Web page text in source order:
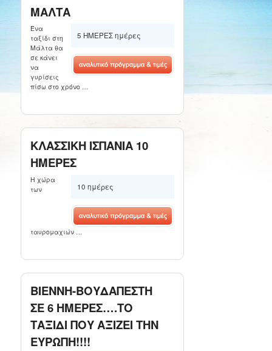
ΜΑΛΤΑ
5 ΗΜΕΡΕΣ ημέρες
Ένα
ταξίδι στη
Μάλτα θα
σε κάνει
να
γυρίσεις
πίσω στο χρόνο …
ΚΛΑΣΣΙΚΗ ΙΣΠΑΝΙΑ 10
ΗΜΕΡΕΣ
10 ημέρες
Η χώρα
των
ταυρομαχιών …
ΒΙΕΝΝΗ-ΒΟΥΔΑΠΕΣΤΗ
ΣΕ 6 ΗΜΕΡΕΣ….ΤΟ
ΤΑΞΙΔΙ ΠΟΥ ΑΞΙΖΕΙ ΤΗΝ
ΕΥΡΩΠΗ!!!!